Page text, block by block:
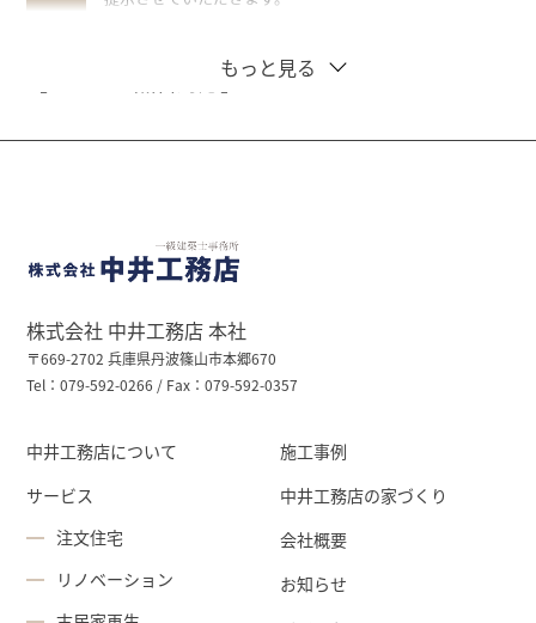
もっと見る
【ここまで無料対応】
株式会社 中井工務店 本社
〒669-2702 兵庫県丹波篠山市本郷670
Tel：079-592-0266 / Fax：079-592-0357
中井工務店について
サービス
注文住宅
リノベーション
施工事例
中井工務店の家づくり
会社概要
お知らせ